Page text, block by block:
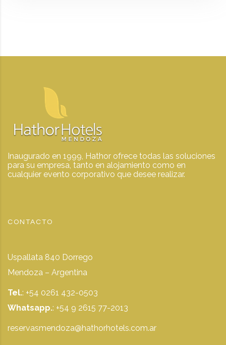
Inaugurado en 1999, Hathor ofrece todas las soluciones
para su empresa, tanto en alojamiento como en
cualquier evento corporativo que desee realizar.
CONTACTO
Uspallata 840 Dorrego
Mendoza – Argentina
Tel.: +54 0261 432-0503
Whatsapp.: +54 9 2615 77-2013
reservasmendoza@hathorhotels.com.ar